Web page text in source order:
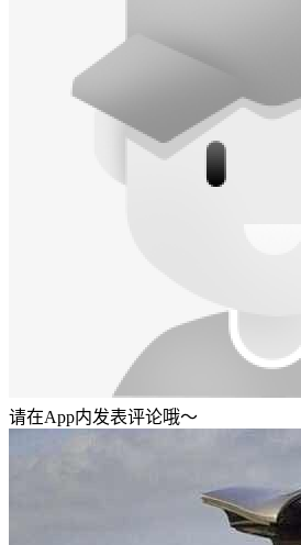
请在App内发表评论哦～